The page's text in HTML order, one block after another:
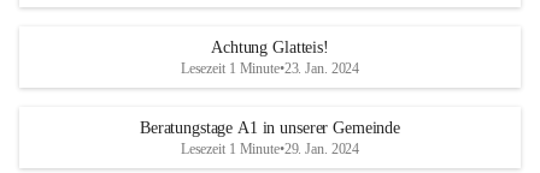
Achtung Glatteis!
Lesezeit 1 Minute•23. Jan. 2024
Beratungstage A1 in unserer Gemeinde
Lesezeit 1 Minute•29. Jan. 2024